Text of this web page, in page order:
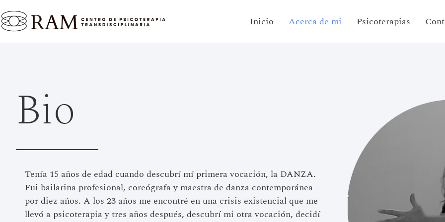
Inicio Acerca de mi Psicoterapias
Bio
Tenía 15 años de edad cuando descubrí mí primera vocación, la DANZA.
Fui bailarina profesional, coreógrafa y maestra de danza contemporánea
por diez años. A los 23 años me encontré en una crisis existencial que me
llevó a psicoterapia y tres años después, descubrí mi otra vocación, decidí